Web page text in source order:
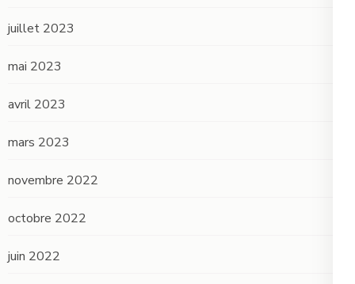
juillet 2023
mai 2023
avril 2023
mars 2023
novembre 2022
octobre 2022
juin 2022